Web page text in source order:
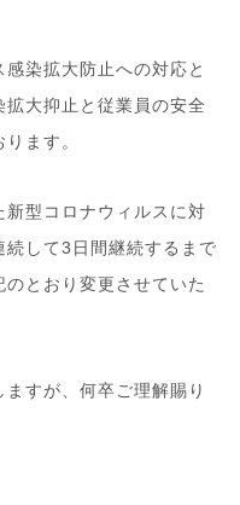
染拡大防止への対応と
大抑止と従業員の安全
ます。
型コロナウィルスに対
して3日間継続するまで
とおり変更させていた
すが、何卒ご理解賜り